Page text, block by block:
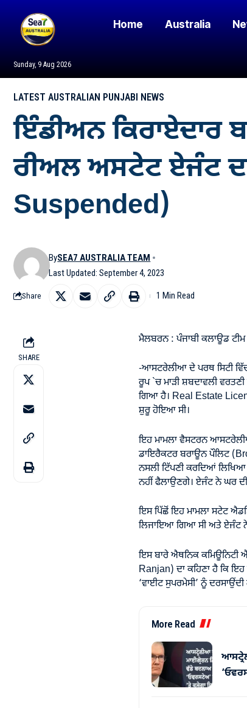
Sunday, 9 Aug 2026
Home Australia
LATEST AUSTRALIAN PUNJABI NEWS
ਇੰਡੀਅਨ ਕਿਰਾਏਦਾਰ
ਰੀਅਲ ਅਸਟੇਟ ਏਜੰਟ
Suspended)
Last Updated: September 4, 2023
BySEA7 AUSTRALIA TEAM
Share 1 Min Read
SHARE
ਮੈਲਬਰਨ : ਪੰਜਾਬੀ ਕਲਾਊਡ ਟੀਮ
-ਆਸਟਰੇਲੀਆ ਦੇ ਪਰਥ ਸਿਟੀ
ਰੂਪ `ਚ ਮਾੜੀ ਸ਼ਬਦਾਵਲੀ
ਗਿਆ ਹੈ। Real Estate
ਸ਼ੁਰੂ ਹੋਇਆ ਸੀ।
ਇਹ ਮਾਮਲਾ ਵੈਸਟਰਨ
ਡਾਇਰੈਕਟਰ ਬਰਾਊਨ ਪੌਲਿਟ
ਨਸਲੀ ਟਿੱਪਣੀ ਕਰਦਿਆਂ
ਨਹੀਂ ਫੈਲਾਉਣਗੇ। ਏਜੰਟ ਨੇ ਘਰ ਦੀ
ਇਸ ਪਿੱਛੋਂ ਇਹ ਮਾਮਲਾ ਸਟੇਟ
ਲਿਜਾਇਆ ਗਿਆ ਸੀ ਅਤੇ ਏਜੰਟ ਨੇ
ਇਸ ਬਾਰੇ ਐਥਨਿਕ
Ranjan) ਦਾ ਕਹਿਣਾ ਹੈ ਕਿ
‘ਵਾਈਟ ਸੁਪਰਮੇਸੀ’ ਨੂੰ ਦਰਸਾਉਂਦੀ
More Read